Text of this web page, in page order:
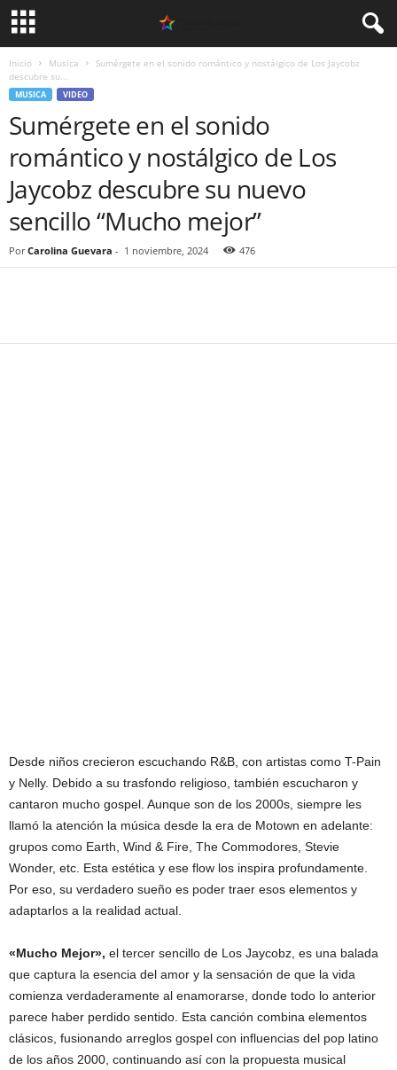
Inicio Musica
Sumérgete en el sonido romántico y nostálgico de Los Jaycobz
descubre su...
MUSICA VIDEO
Sumérgete en el sonido
romántico y nostálgico de Los
Jaycobz descubre su nuevo
sencillo “Mucho mejor”
Por Carolina Guevara - 1 noviembre, 2024 476
Desde niños crecieron escuchando R&B, con artistas como T-Pain
y Nelly. Debido a su trasfondo religioso, también escucharon y
cantaron mucho gospel. Aunque son de los 2000s, siempre les
llamó la atención la música desde la era de Motown en adelante:
grupos como Earth, Wind & Fire, The Commodores, Stevie
Wonder, etc. Esta estética y ese flow los inspira profundamente.
Por eso, su verdadero sueño es poder traer esos elementos y
adaptarlos a la realidad actual.
«Mucho Mejor», el tercer sencillo de Los Jaycobz, es una balada
que captura la esencia del amor y la sensación de que la vida
comienza verdaderamente al enamorarse, donde todo lo anterior
parece haber perdido sentido. Esta canción combina elementos
clásicos, fusionando arreglos gospel con influencias del pop latino
de los años 2000, continuando así con la propuesta musical